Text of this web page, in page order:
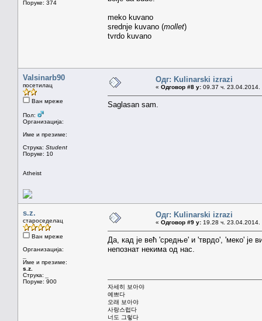
Поруке: 374
meko kuvano
srednje kuvano (mollet)
tvrdo kuvano
Valsinarb90
посетилац
Ван мреже
Пол:
Организација:
Име и презиме:
Струка: Student
Поруке: 10
Atheist
Одг: Kulinarski izrazi
« Одговор #8 у: 09.37 ч. 23.04.2014.
Saglasan sam.
s.z.
староседелац
Ван мреже
Организација:
Име и презиме:
s.z.
Струка:
Поруке: 900
Одг: Kulinarski izrazi
« Одговор #9 у: 19.28 ч. 23.04.2014.
Да, кад је већ 'средње' и 'тврдо', 'меко' је
непознат некима од нас.
자세히 보아야
예쁘다
오래 보아야
사랑스럽다
너도 그렇다